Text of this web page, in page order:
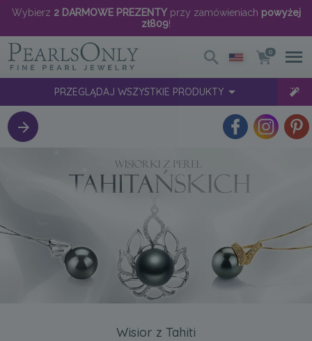
Wybierz 2 DARMOWE PREZENTYprzy zamówieniach powyżej
zł809!
0
PRZEGLĄDAJ WSZYSTKIE PRODUKTY
Wisior z Tahiti